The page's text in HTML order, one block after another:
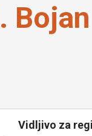
Bojan
Vidljivo za